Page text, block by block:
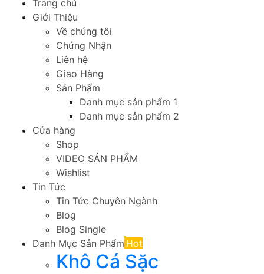
Trang chủ
Giới Thiệu
Về chúng tôi
Chứng Nhận
Liên hệ
Giao Hàng
Sản Phẩm
Danh mục sản phẩm 1
Danh mục sản phẩm 2
Cửa hàng
Shop
VIDEO SẢN PHẨM
Wishlist
Tin Tức
Tin Tức Chuyên Ngành
Blog
Blog Single
Danh Mục Sản Phẩm Hot
Khô Cá Sặc